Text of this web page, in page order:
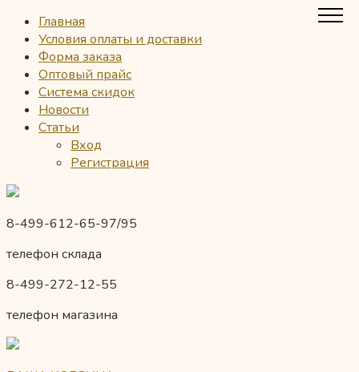
Главная
Условия оплаты и доставки
Форма заказа
Оптовый прайс
Система скидок
Новости
Статьи
Вход
Регистрация
8-499-612-65-97/95
телефон склада
8-499-272-12-55
телефон магазина